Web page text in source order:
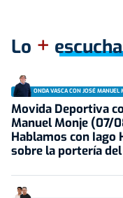
Lo +
ONDA VASCA CON JOSÉ MANUEL
Movida Deportiva
Manuel Monje (07/
Hablamos con Iago
sobre la portería